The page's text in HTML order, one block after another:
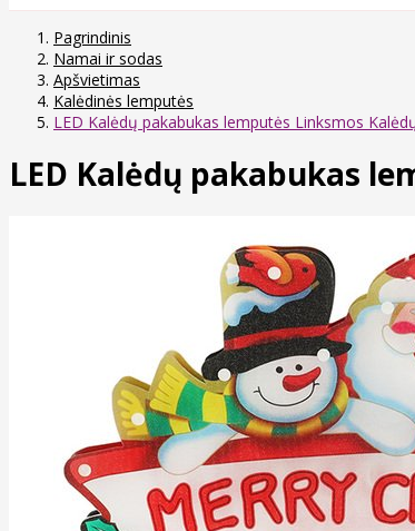
Pagrindinis
Namai ir sodas
Apšvietimas
Kalėdinės lemputės
LED Kalėdų pakabukas lemputės Linksmos
LED Kalėdų pakabukas